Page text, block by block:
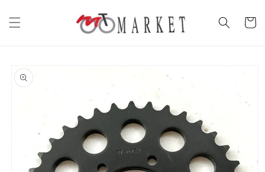
ai contenuti
Carrello
informazioni
sul prodotto